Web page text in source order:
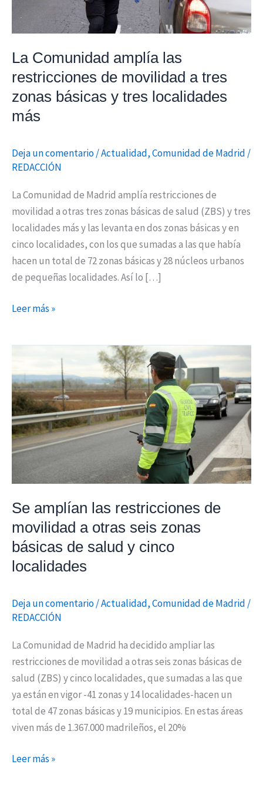
La Comunidad amplía las
restricciones de movilidad a tres
zonas básicas y tres localidades
más
Deja un comentario/Actualidad,Comunidad de Madrid/
REDACCIÓN
La Comunidad de Madrid amplía restricciones de
movilidad a otras tres zonas básicas de salud (ZBS) y tres
localidades más y las levanta en dos zonas básicas y en
cinco localidades, con los que sumadas a las que había
hacen un total de 72 zonas básicas y 28 núcleos urbanos
de pequeñas localidades. Así lo […]
y
tres
localidades
más
Leer más »
Se amplían las restricciones de
movilidad a otras seis zonas
básicas de salud y cinco
localidades
Deja un comentario/Actualidad,Comunidad de Madrid /
REDACCIÓN
La Comunidad de Madrid ha decidido ampliar las
restricciones de movilidad a otras seis zonas básicas de
salud (ZBS) y cinco localidades, que sumadas a las que
ya están en vigor -41 zonas y 14 localidades-hacen un
total de 47 zonas básicas y 19 municipios. En estas áreas
viven más de 1.367.000 madrileños, el 20%
las
restricciones
de
movilidad
a
seis
zonas
de
salud
localidades
Leer más »